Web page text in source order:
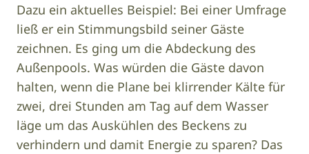
Dazu ein aktuelles Beispiel: Bei einer Umfrage
ließ er ein Stimmungsbild seiner Gäste
zeichnen. Es ging um die Abdeckung des
Außenpools. Was würden die Gäste davon
halten, wenn die Plane bei klirrender Kälte für
zwei, drei Stunden am Tag auf dem Wasser
läge um das Auskühlen des Beckens zu
verhindern und damit Energie zu sparen? Das